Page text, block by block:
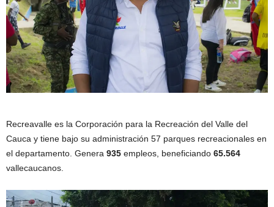
Recreavalle es la Corporación para la Recreación del Valle del
Cauca y tiene bajo su administración 57 parques recreacionales en
el departamento. Genera 935 empleos, beneficiando 65.564
vallecaucanos.